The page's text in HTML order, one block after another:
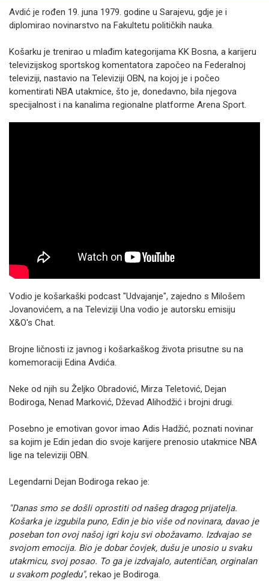
Avdić je rođen 19. juna 1979. godine u Sarajevu, gdje je i
diplomirao novinarstvo na Fakultetu političkih nauka.
Košarku je trenirao u mlađim kategorijama KK Bosna, a karijeru
televizijskog sportskog komentatora započeo na Federalnoj
televiziji, nastavio na Televiziji OBN, na kojoj je i počeo
komentirati NBA utakmice, što je, donedavno, bila njegova
specijalnost i na kanalima regionalne platforme Arena Sport.
Vodio je košarkaški podcast "Udvajanje", zajedno s Milošem
Jovanovićem, a na Televiziji Una vodio je autorsku emisiju
X&O's Chat.
Brojne ličnosti iz javnog i košarkaškog života prisutne su na
komemoraciji Edina Avdića.
Neke od njih su Željko Obradović, Mirza Teletović, Dejan
Bodiroga, Nenad Marković, Dževad Alihodžić i brojni drugi.
Posebno je emotivan govor imao Adis Hadžić, poznati novinar
sa kojim je Edin jedan dio svoje karijere prenosio utakmice NBA
lige na televiziji OBN.
Legendarni Dejan Bodiroga rekao je:
"Danas smo se došli oprostiti od našeg dragog prijatelja.
Košarka je izgubila puno, Edin je bio više od novinara, davao je
poseban ton ovoj našoj igri koju svi obožavamo. Izdvajao se
svojom emocija. Bio je dobar čovjek, dušu je unosio u svaku
utakmicu, svoj posao. To ga je izdvajalo, autentičan, orginalan
u svakom pogledu", rekao je Bodiroga.